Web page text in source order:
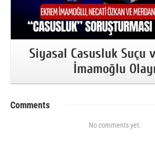
Siyasal Casusluk Suçu
İmamoğlu Olayı
Comments
No comments yet.